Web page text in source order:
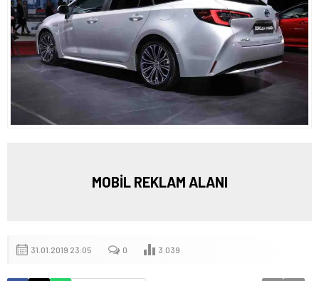
MOBİL REKLAM ALANI
31.01.2019 23:05 0 3.039